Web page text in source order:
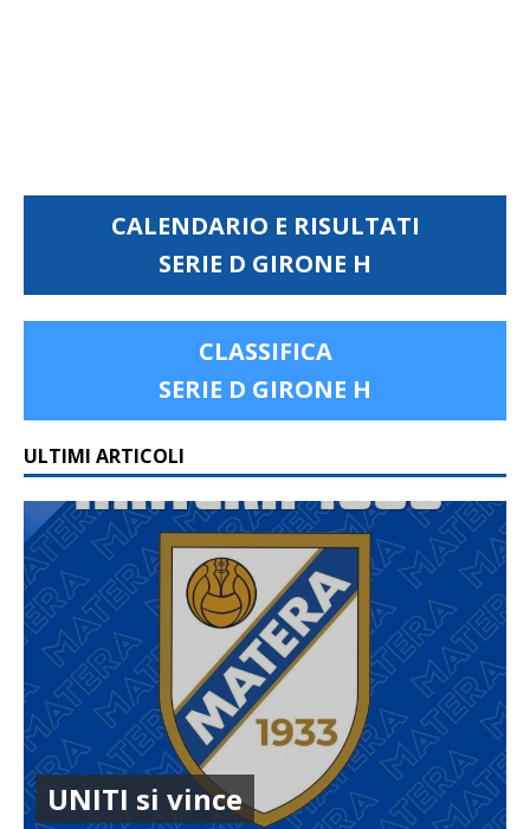
CALENDARIO E RISULTATI
SERIE D GIRONE H
CLASSIFICA
SERIE D GIRONE H
ULTIMI ARTICOLI
UNITI si vince